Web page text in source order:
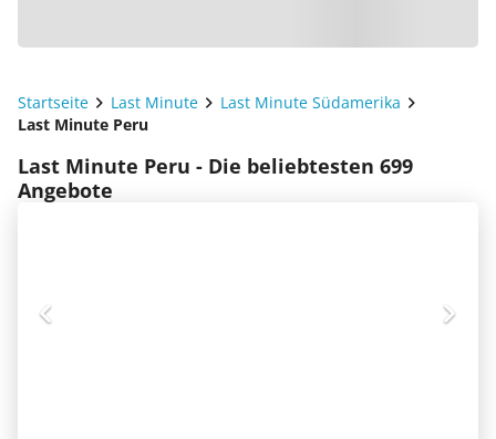
Startseite Last Minute
Last Minute Südamerika
Last Minute Peru
Last Minute Peru - Die beliebtesten 699
Angebote